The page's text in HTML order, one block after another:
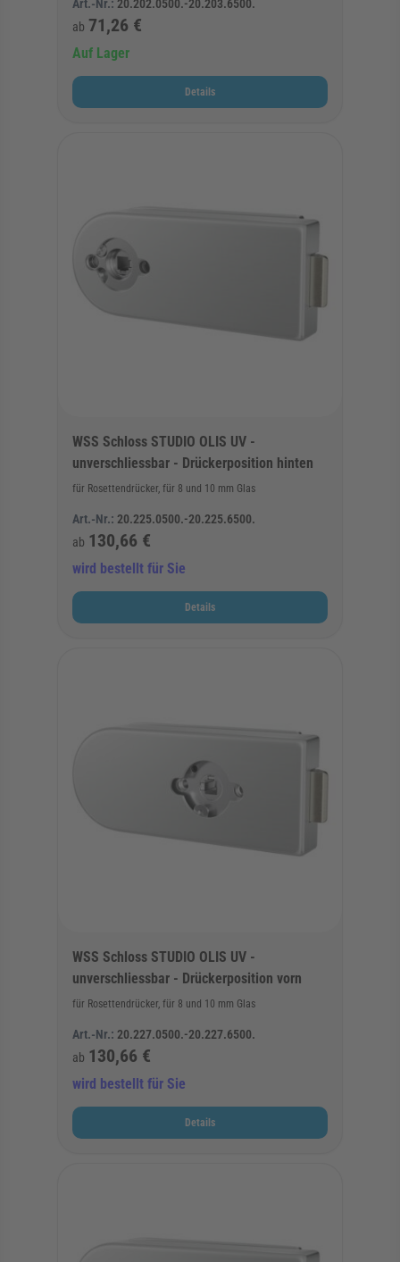
Art.-Nr.: 20.202.0500.-20.203.6500.
ab 71,26 €
Auf Lager
Details
WSS Schloss STUDIO OLIS UV -
unverschliessbar - Drückerposition hinten
für Rosettendrücker, für 8 und 10 mm Glas
Art.-Nr.: 20.225.0500.-20.225.6500.
ab 130,66 €
wird bestellt für Sie
Details
WSS Schloss STUDIO OLIS UV -
unverschliessbar - Drückerposition vorn
für Rosettendrücker, für 8 und 10 mm Glas
Art.-Nr.: 20.227.0500.-20.227.6500.
ab 130,66 €
wird bestellt für Sie
Details